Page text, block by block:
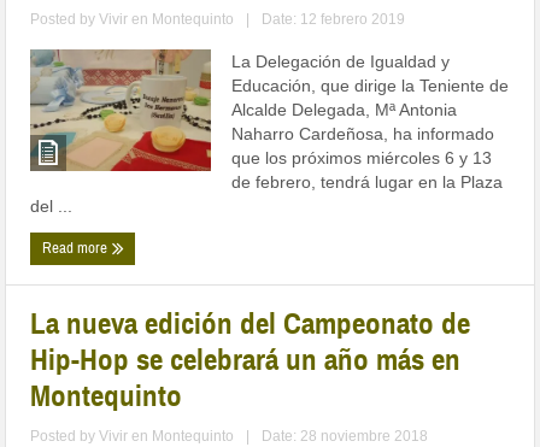
Posted byVivir en Montequinto Date: 12 febrero 2019
La Delegación de Igualdad y
Educación, que dirige la Teniente de
Alcalde Delegada, Mª Antonia
Naharro Cardeñosa, ha informado
que los próximos miércoles 6 y 13
de febrero, tendrá lugar en la Plaza
del ...
Read more
La nueva edición del Campeonato de
Hip-Hop se celebrará un año más en
Montequinto
Posted byVivir en Montequinto Date: 28 noviembre 2018